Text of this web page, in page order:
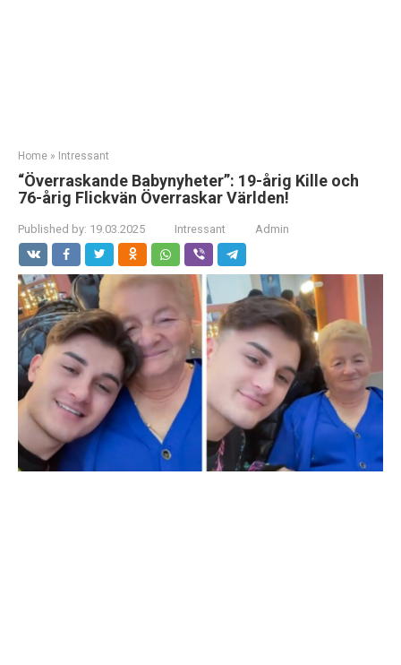
Home » Intressant
“Överraskande Babynyheter”: 19-årig Kille och
76-årig Flickvän Överraskar Världen!
Published by: 19.03.2025 Intressant Admin